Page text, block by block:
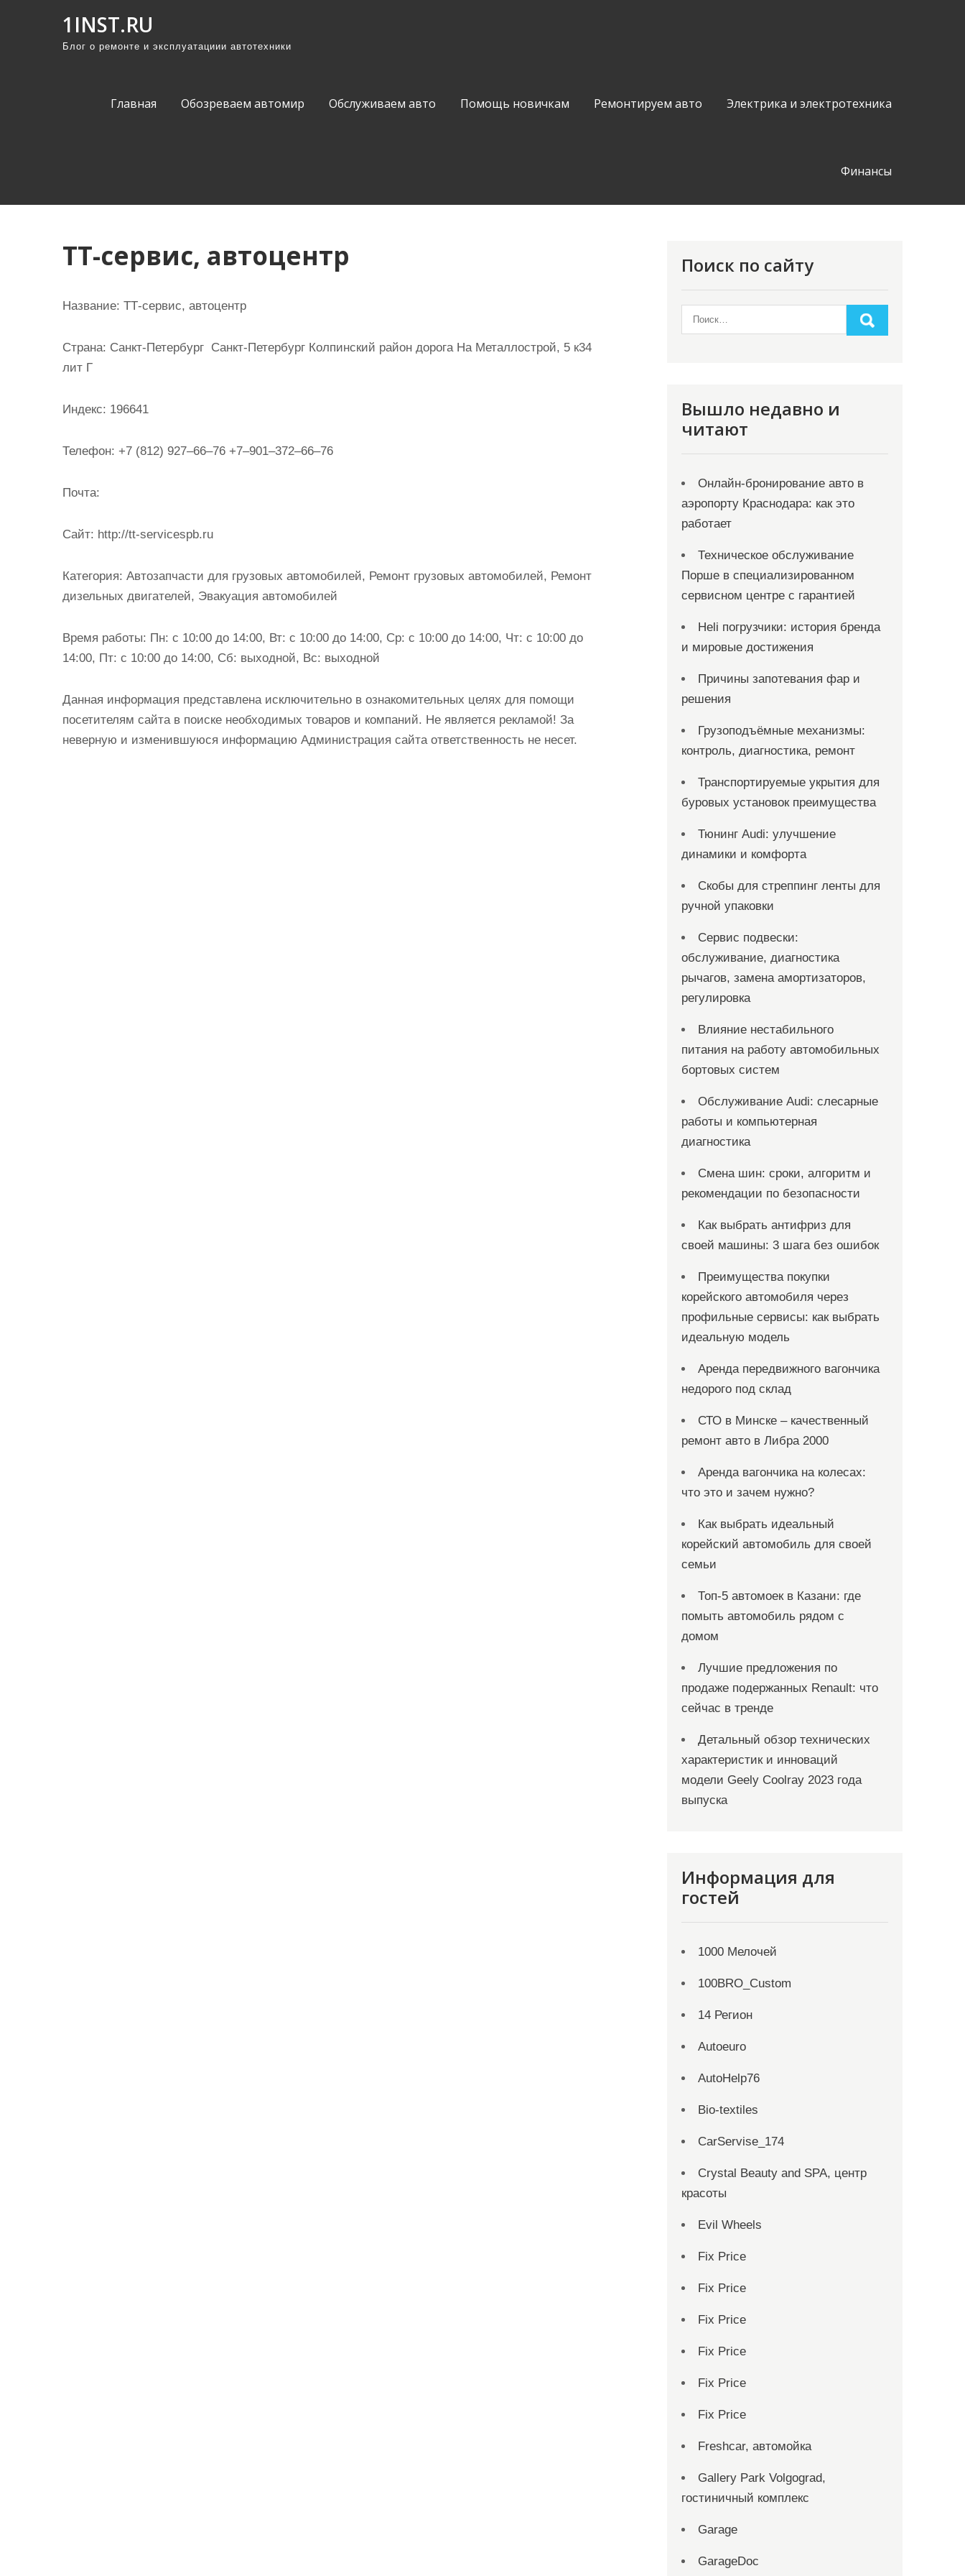
1INST.RU
Блог о ремонте и эксплуатациии автотехники
Главная Обозреваем автомир Обслуживаем авто Помощь новичкам Ремонтируем авто Электрика и электротехника
Финансы
ТТ-cервис, автоцентр
Название: ТТ-cервис, автоцентр
Страна: Санкт-Петербург Санкт-Петербург Колпинский район дорога На Металлострой, 5 к34
лит Г
Индекс: 196641
Телефон: +7 (812) 927‒66‒76 +7‒901‒372‒66‒76
Почта:
Cайт: http://tt-servicespb.ru
Категория: Автозапчасти для грузовых автомобилей, Ремонт грузовых автомобилей, Ремонт
дизельных двигателей, Эвакуация автомобилей
Время работы: Пн: с 10:00 до 14:00, Вт: с 10:00 до 14:00, Ср: с 10:00 до 14:00, Чт: с 10:00 до
14:00, Пт: с 10:00 до 14:00, Сб: выходной, Вс: выходной
Данная информация представлена исключительно в ознакомительных целях для помощи
посетителям сайта в поиске необходимых товаров и компаний. Не является рекламой! За
неверную и изменившуюся информацию Администрация сайта ответственность не несет.
Поиск по сайту
Вышло недавно и
читают
Онлайн‑бронирование авто в
аэропорту Краснодара: как это
работает
Техническое обслуживание
Порше в специализированном
сервисном центре с гарантией
Heli погрузчики: история бренда
и мировые достижения
Причины запотевания фар и
решения
Грузоподъёмные механизмы:
контроль, диагностика, ремонт
Транспортируемые укрытия для
буровых установок преимущества
Тюнинг Audi: улучшение
динамики и комфорта
Скобы для стреппинг ленты для
ручной упаковки
Сервис подвески:
обслуживание, диагностика
рычагов, замена амортизаторов,
регулировка
Влияние нестабильного
питания на работу автомобильных
бортовых систем
Обслуживание Audi: слесарные
работы и компьютерная
диагностика
Смена шин: сроки, алгоритм и
рекомендации по безопасности
Как выбрать антифриз для
своей машины: 3 шага без ошибок
Преимущества покупки
корейского автомобиля через
профильные сервисы: как выбрать
идеальную модель
Аренда передвижного вагончика
недорого под склад
СТО в Минске – качественный
ремонт авто в Либра 2000
Аренда вагончика на колесах:
что это и зачем нужно?
Как выбрать идеальный
корейский автомобиль для своей
семьи
Топ-5 автомоек в Казани: где
помыть автомобиль рядом с
домом
Лучшие предложения по
продаже подержанных Renault: что
сейчас в тренде
Детальный обзор технических
характеристик и инноваций
модели Geely Coolray 2023 года
выпуска
Информация для
гостей
1000 Мелочей
100BRO_Custom
14 Регион
Autoeuro
AutoHelp76
Bio-textiles
CarServise_174
Crystal Beauty and SPA, центр
красоты
Evil Wheels
Fix Price
Fix Price
Fix Price
Fix Price
Fix Price
Fix Price
Freshcar, автомойка
Gallery Park Volgograd,
гостиничный комплекс
Garage
GarageDoc